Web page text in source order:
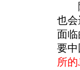
随
也
面
要
所